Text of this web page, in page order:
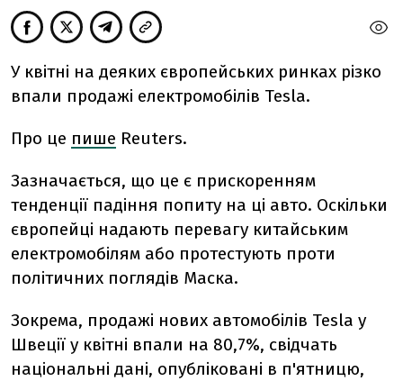
У квітні на деяких європейських ринках різко
впали продажі електромобілів Tesla.
Про це пише Reuters.
Зазначається, що це є прискоренням
тенденції падіння попиту на ці авто. Оскільки
європейці надають перевагу китайським
електромобілям або протестують проти
політичних поглядів Маска.
Зокрема, продажі нових автомобілів Tesla у
Швеції у квітні впали на 80,7%, свідчать
національні дані, опубліковані в п'ятницю,